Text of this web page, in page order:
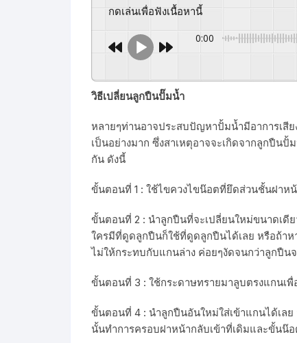
กดเล่นเพื่อฟังเนื้อหานี้
0:00
วิธีเปลี่ยนลูกปืนปั๊มน้ำ
หลายๆท่านอาจประสบปัญหาปั้มน้ำมีอาการเสี
เป็นอย่างมาก ซึ่งสาเหตุอาจจะเกิดจากลูกปืน
กัน ดังนี้
ขั้นตอนที่ 1 : ใช้ไขควงไขน๊อตที่ยึดส่วนชั้นฝาห
ขั้นตอนที่ 2 : นำลูกปืนที่จะเปลี่ยนใหม่ขนาดเดี
ใครมีที่ดูดลูกปืนก็ใช้ที่ดูดลูกปืนได้เลย หรือถ้าห
ไม่ให้กระทบกับแกนล่าง ค่อยๆงัดจนกว่าลูกปืน
ขั้นตอนที่ 3 : ใช้กระดาษทรายมาลูบตรงแกนเ
ขั้นตอนที่ 4 : นำลูกปืนอันใหม่ใส่เข้าแกนได้เลย
นั้นทำการครอบฝาหน้ากลับเข้าที่เดิมและขั้นน๊อ